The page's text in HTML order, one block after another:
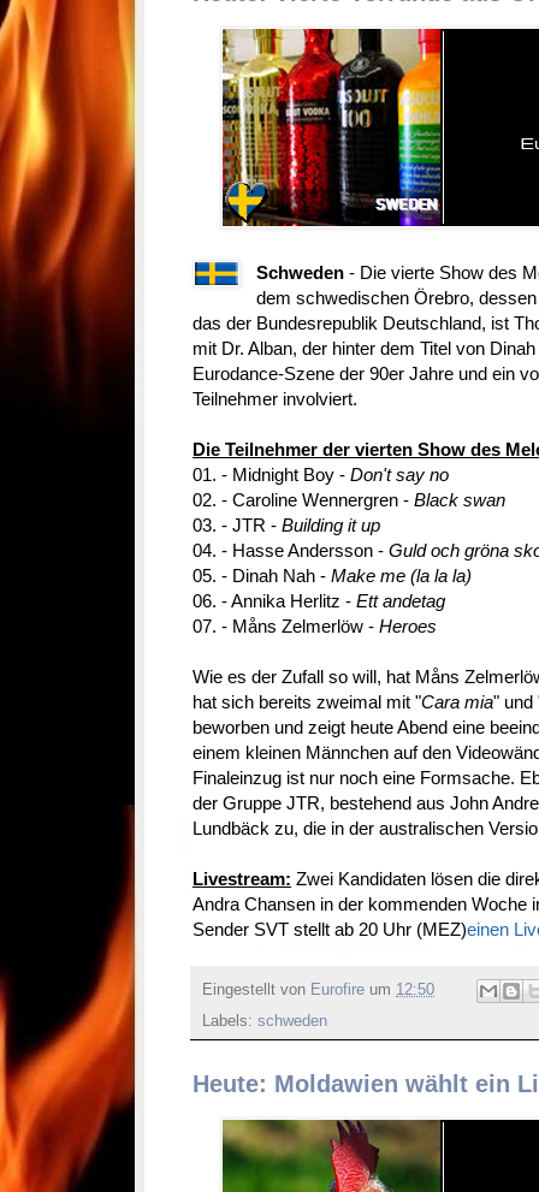
Schweden - Die vierte Show des
dem schwedischen Örebro,
das der Bundesrepublik Deutschland, ist
mit Dr. Alban, der hinter dem Titel von
Eurodance-Szene der 90er Jahre und ein
Teilnehmer involviert.
Die Teilnehmer der vierten Show des
01. - Midnight Boy - Don't say no
02. - Caroline Wennergren - Black swan
03. - JTR - Building it up
04. - Hasse Andersson - Guld och gröna
05. - Dinah Nah - Make me (la la la)
06. - Annika Herlitz - Ett andetag
07. - Måns Zelmerlöw - Heroes
Wie es der Zufall so will, hat Måns
hat sich bereits zweimal mit "Cara mia" und
beworben und zeigt heute Abend eine
einem kleinen Männchen auf den
Finaleinzug ist nur noch eine Formsache.
der Gruppe JTR, bestehend aus John
Lundbäck zu, die in der australischen
Livestream: Zwei Kandidaten lösen die
Andra Chansen in der kommenden Woche
Sender SVT stellt ab 20 Uhr (MEZ)einen
Eingestellt von Eurofire um 12:50
Labels: schweden
Heute: Moldawien wählt ein